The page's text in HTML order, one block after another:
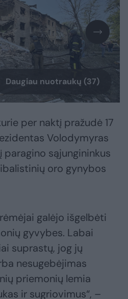
Daugiau nuotraukų (37)
per naktį pražudė 17
Volodymyras
paragino sąjungininkus
oro gynybos
galėjo išgelbėti
gyvybes. Labai
suprastų, jog jų
nesugebėjimas
priemonių lemia
ir sugriovimus“, –